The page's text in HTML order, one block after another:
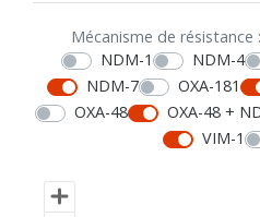
Mécanisme de résistance :
NDM-1
NDM-4
NDM-7
OXA-181
OXA-48
OXA-48 +
VIM-1